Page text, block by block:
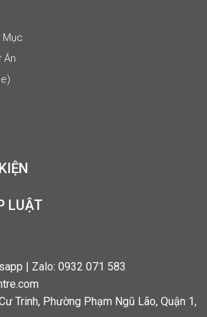
Mục
Án
LUẬT
| Zalo: 0932 071 583
Trinh, Phường Phạm Ngũ Lão, Quận 1,